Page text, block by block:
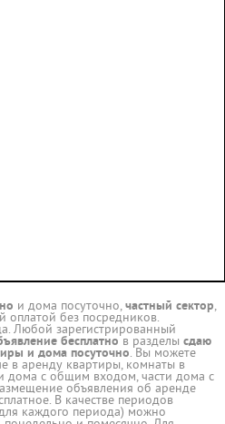
и дома посуточно,частный сектор,
оплатой без посредников.
Любой зарегистрированный
бесплатно в разделы сдаю
и дома посуточно. Вы можете
в аренду квартиры, комнаты в
дома с общим входом, части дома с
объявления об аренде
В качестве периодов
каждого периода) можно